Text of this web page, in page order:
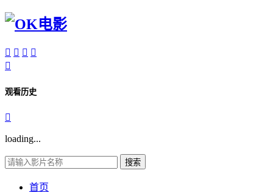
   

观看历史

loading...
搜索
首页